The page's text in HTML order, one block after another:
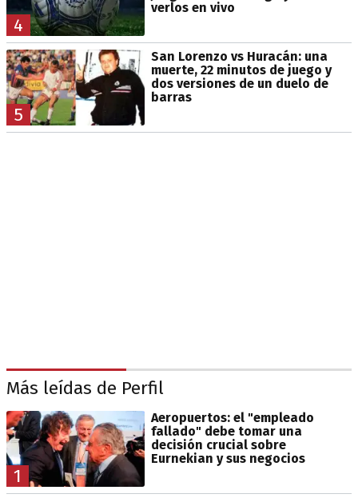
4
verlos en vivo
5
San Lorenzo vs Huracán: una
muerte, 22 minutos de juego y
dos versiones de un duelo de
barras
Más leídas de Perfil
1
Aeropuertos: el "empleado
fallado" debe tomar una
decisión crucial sobre
Eurnekian y sus negocios